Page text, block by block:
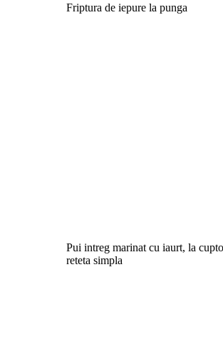
Friptura de iepure la punga
Pui intreg marinat cu iaurt, la
reteta simpla